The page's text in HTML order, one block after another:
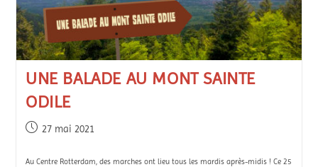
UNE BALADE AU MONT SAINTE
ODILE
27 mai 2021
Au Centre Rotterdam, des marches ont lieu tous les mardis après-midis ! Ce 25